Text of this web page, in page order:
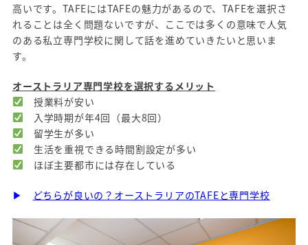
高いです。TAFEにはTAFEの魅力があるので、TAFEを選択さ
れることは全く問題ないですが、ここでは多くの意味で人気
のある私立専門学校に関して話を進めていきたいと思いま
す。
オーストラリア専門学校を選択するメリット
授業料が安い
入学時期が年4回（最大8回）
留学生が多い
生活を重視できる時間割設定が多い
ほぼ主要都市には存在している
▶ どちらが良いの？オーストラリアのTAFEと専門学校